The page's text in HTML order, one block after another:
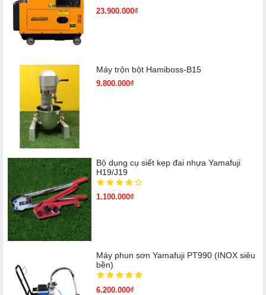
23.900.000₫
Máy trộn bột Hamiboss-B15
9.800.000₫
Bộ dụng cụ siết kẹp đai nhựa Yamafuji
H19/J19
1.100.000₫
Máy phun sơn Yamafuji PT990 (INOX siêu
bền)
6.200.000₫